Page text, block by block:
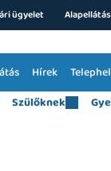
ügyelet
Hírek
Szülőknek